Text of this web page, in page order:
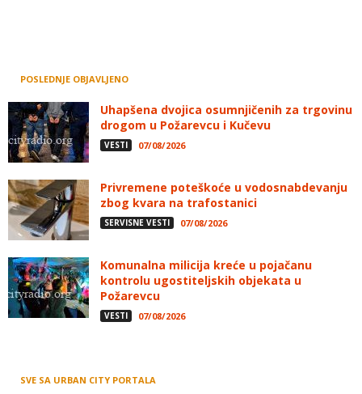
POSLEDNJE OBJAVLJENO
Uhapšena dvojica osumnjičenih za trgovinu
drogom u Požarevcu i Kučevu
VESTI 07/08/2026
Privremene poteškoće u vodosnabdevanju
zbog kvara na trafostanici
SERVISNE VESTI 07/08/2026
Komunalna milicija kreće u pojačanu
kontrolu ugostiteljskih objekata u
Požarevcu
VESTI 07/08/2026
SVE SA URBAN CITY PORTALA